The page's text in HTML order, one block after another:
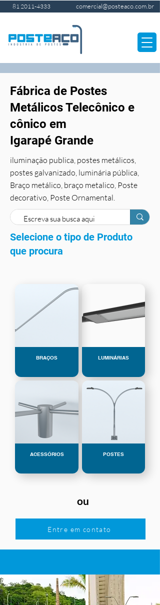
81 2011-4333 comercial@posteaco.com.br
Fábrica de Postes
Metálicos Telecônico e
cônico em
Igarapé Grande
iluminação publica, postes metálicos,
postes galvanizado, luminária pública,
Braço metálico, braço metalico, Poste
decorativo, Poste Ornamental.
Selecione o tipo de Produto
que procura
BRAÇOS LUMINÁRIAS
ACESSÓRIOS POSTES
ou
Entre em contato